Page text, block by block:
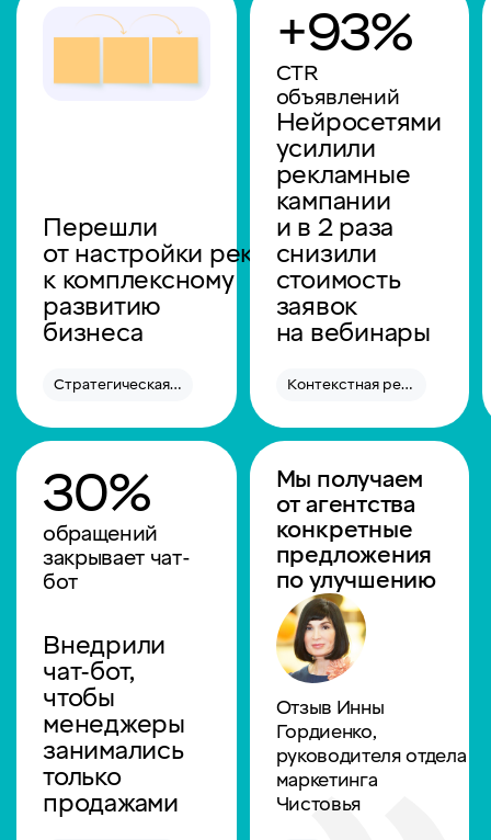
Перешли
от настройки рекламы
к комплексному
развитию
бизнеса
Стратегическая сессия
+93%
CTR
объявлений
Нейросетями
усилили
рекламные
кампании
и в 2 раза
снизили
стоимость
заявок
на вебинары
Контекстная реклама
30%
обращений
закрывает чат-
бот
Внедрили
чат-бот,
чтобы
менеджеры
занимались
только
продажами
Мы получаем
от агентства
конкретные
предложения
по улучшению
Отзыв Инны
Гордиенко,
руководителя отдела
маркетинга
Чистовья